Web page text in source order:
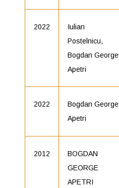
2022
Iulian
Postelnicu,
Bogdan George
Apetri
2022
Bogdan George
Apetri
2012
BOGDAN
GEORGE
APETRI